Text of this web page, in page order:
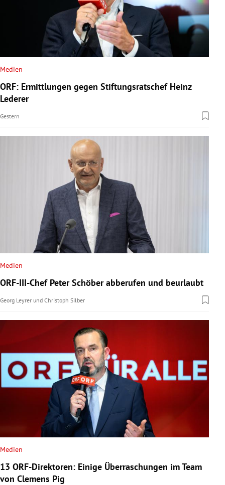
Medien
ORF: Ermittlungen gegen Stiftungsratschef Heinz
Lederer
Gestern
Medien
ORF-III-Chef Peter Schöber abberufen und beurlaubt
Georg Leyrer und Christoph Silber
Medien
13 ORF-Direktoren: Einige Überraschungen im Team
von Clemens Pig